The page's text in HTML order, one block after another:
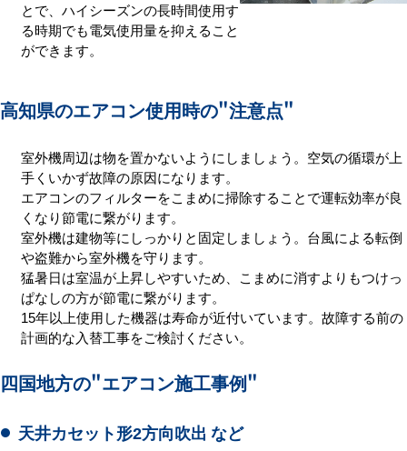
とで、ハイシーズンの長時間使用す
る時期でも電気使用量を抑えること
ができます。
高知県のエアコン使用時の"注意点"
室外機周辺は物を置かないようにしましょう。空気の循環が上
手くいかず故障の原因になります。
エアコンのフィルターをこまめに掃除することで運転効率が良
くなり節電に繋がります。
室外機は建物等にしっかりと固定しましょう。台風による転倒
や盗難から室外機を守ります。
猛暑日は室温が上昇しやすいため、こまめに消すよりもつけっ
ぱなしの方が節電に繋がります。
15年以上使用した機器は寿命が近付いています。故障する前の
計画的な入替工事をご検討ください。
四国地方の"エアコン施工事例"
天井カセット形2方向吹出 など